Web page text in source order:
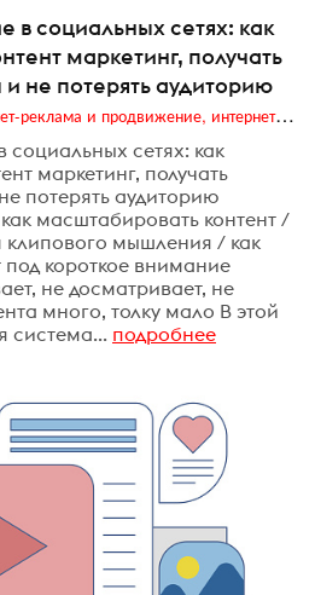
социальных сетях: как
маркетинг, получать
не потерять аудиторию
Digital (web-дизайн, интернет-реклама и продвижение, интернет-сообщества и блоги, интернет-коммуникации, мобильный маркетинг, реклама на цифровых экранах)
сетях: как
маркетинг, получать
потерять аудиторию
масштабировать контент /
клипового мышления / как
под короткое внимание
не досматривает, не
много, толку мало В этой
система... подробнее